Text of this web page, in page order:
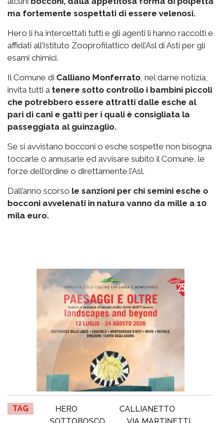
ma fortemente sospettati di essere velenosi.
Hero li ha intercettati tutti e gli agenti li hanno raccolti e
affidati all’Istituto Zooprofilattico dell’Asl di Asti per gli
esami chimici.
Il Comune di Calliano Monferrato, nel darne notizia,
invita tutti a tenere sotto controllo i bambini piccoli
che potrebbero essere attratti dalle esche al
pari di cani e gatti per i quali è consigliata la
passeggiata al guinzaglio.
Se si avvistano bocconi o esche sospette non bisogna
toccarle o annusarle ed avvisare subito il Comune, le
forze dell’ordine o direttamente l’Asl.
Dall’anno scorso le sanzioni per chi semini esche o
bocconi avvelenati in natura vanno da mille a 10
mila euro.
TAG HERO
CALLIANETTO